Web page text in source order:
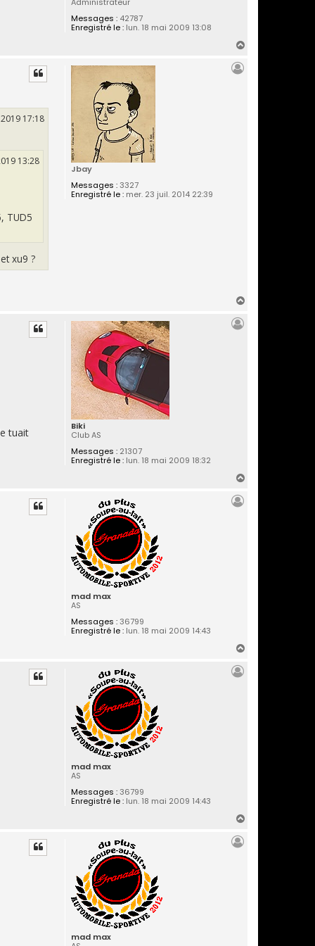
Messages :42787
Enregistré le :lun. 18 mai 2009 13:08
Jbay
Messages :3327
Enregistré le :mer. 23 juil. 2014 22:39
17:18
13:28
TUD5
xu9 ?
Biki
Club AS
Messages :21307
Enregistré le :lun. 18 mai 2009 18:32
tuait
mad max
AS
Messages :36799
Enregistré le :lun. 18 mai 2009 14:43
mad max
AS
Messages :36799
Enregistré le :lun. 18 mai 2009 14:43
mad max